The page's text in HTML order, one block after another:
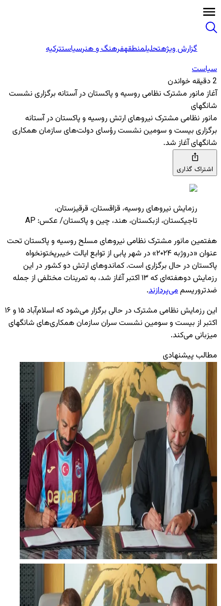
گزارش ویژهتحلیلمنطقهفرهنگ و هنرسیاستترکیه
سیاست
2 دقیقه خواندن
آغاز مانور مشترک نظامی روسیه و پاکستان در آستانه برگزاری نشست
شانگهای
مانور نظامی مشترک نیروهای ارتش روسیه و پاکستان در آستانه
برگزاری بیست و سومین نشست رؤسای دولت‌های سازمان همکاری
شانگهای آغاز شد.
اشتراک گذاری
رزمایش نیروهای روسیه، قزاقستان، قرقیزستان،
تاجیکستان، ازبکستان، هند، چین و پاکستان/ عکس: AP
هفتمین مانور مشترک نظامی نیروهای مسلح روسیه و پاکستان تحت
عنوان «دروژبه ۲۰۲۴» در شهر پابی از توابع ایالت خیبرپختونخواه
پاکستان در حال برگزاری است. کماندوهای ارتش دو کشور در این
رزمایش دوهفته‌ای که ۱۳ اکتبر آغاز شد، به تمرینات مختلفی از جمله
ضدتروریسممی‌پردازند.
این رزمایش نظامی مشترک در حالی برگزار می‌شود که اسلام‌آباد ۱۵ و ۱۶
اکتبر از بیست و سومین نشست سران سازمان همکاری‌های شانگهای
میزبانی می‌کند.
مطالب پیشنهادی